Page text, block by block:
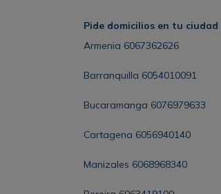
Pide domicilios en tu ciudad
Armenia 6067362626
Barranquilla 6054010091
Bucaramanga 6076979633
Cartagena 6056940140
Manizales 6068968340